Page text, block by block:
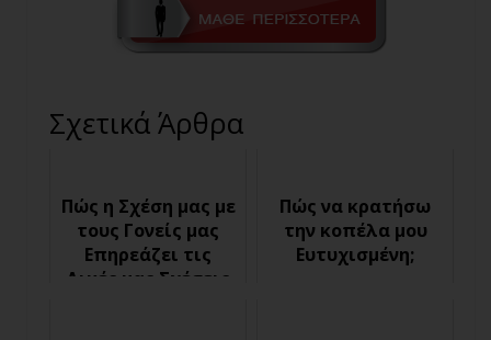
Σχετικά Άρθρα
Πώς η Σχέση μας με
τους Γονείς μας
Επηρεάζει τις
Δικές μας Σχέσεις
Πώς να κρατήσω
την κοπέλα μου
Ευτυχισμένη;